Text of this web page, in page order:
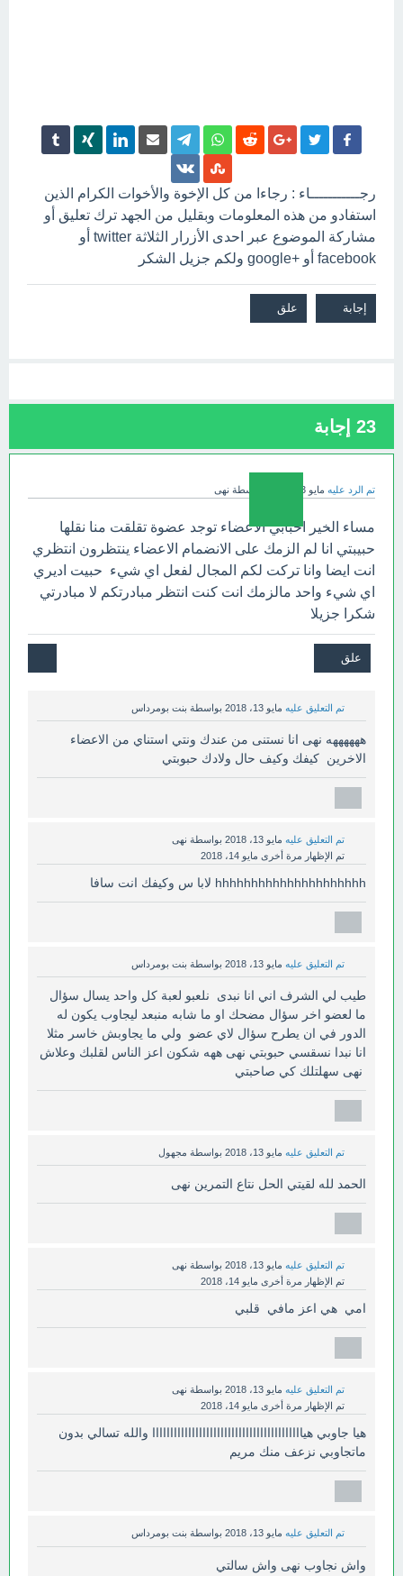
رجـــــــــــاء : رجاءا من كل الإخوة والأخوات الكرام الذين
استفادو من هذه المعلومات وبقليل من الجهد ترك تعليق أو
مشاركة الموضوع عبر احدى الأزرار الثلاثة twitter أو
facebook أو +google ولكم جزيل الشكر
23 إجابة
تم الرد عليه مايو 13، 2018 بواسطة نهى
مساء الخير احبابي الاعضاء توجد عضوة تقلقت منا نقلها
حبيبتي انا لم الزمك على الانضمام الاعضاء ينتظرون انتظري
انت ايضا وانا تركت لكم المجال لفعل اي شيء حبيت اديري
اي شيء واحد مالزمك انت كنت انتظر مبادرتكم لا مبادرتي
شكرا جزيلا
تم التعليق عليه مايو 13، 2018 بواسطة بنت بومرداس
ههههههه نهى انا نستنى من عندك ونتي استناي من الاعضاء
الاخرين كيفك وكيف حال ولادك حبوبتي
تم التعليق عليه مايو 13، 2018 بواسطة نهى
تم الإظهار مرة أخرى مايو 14، 2018
hhhhhhhhhhhhhhhhhhhhh لابا س وكيفك انت سافا
تم التعليق عليه مايو 13، 2018 بواسطة بنت بومرداس
طيب لي الشرف اني انا نبدى نلعبو لعبة كل واحد يسال سؤال
ما لعضو اخر سؤال مضحك او ما شابه منبعد ليجاوب يكون له
الدور في ان يطرح سؤال لاي عضو ولي ما يجاوبش خاسر مثلا
انا نبدا نسقسي حبوبتي نهى ههه شكون اعز الناس لقلبك وعلاش
نهى سهلتلك كي صاحبتي
تم التعليق عليه مايو 13، 2018 بواسطة مجهول
الحمد لله لقيتي الحل نتاع التمرين نهى
تم التعليق عليه مايو 13، 2018 بواسطة نهى
تم الإظهار مرة أخرى مايو 14، 2018
امي هي اعز مافي قلبي
تم التعليق عليه مايو 13، 2018 بواسطة نهى
تم الإظهار مرة أخرى مايو 14، 2018
هيا جاوبي هياااااااااااااااااااااااااااااااااااااااااا والله تسالي بدون
ماتجاوبي نزعف منك مريم
تم التعليق عليه مايو 13، 2018 بواسطة بنت بومرداس
واش نجاوب نهى واش سالتي